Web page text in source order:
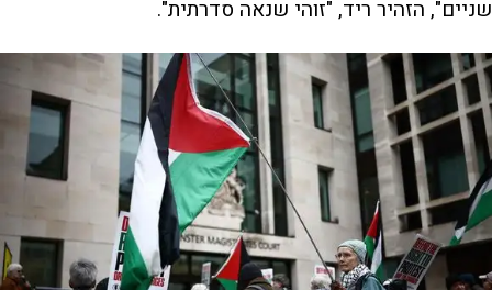
שניים", הזהיר ריד, "זוהי שנאה סדרתית".